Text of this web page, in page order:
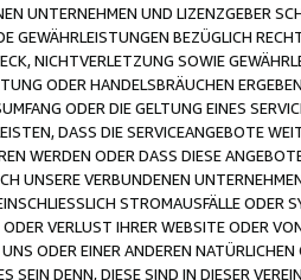
UNTERNEHMEN UND LIZENZGEBER
GEWÄHRLEISTUNGEN BEZÜGLICH
NICHTVERLETZUNG SOWIE
ODER HANDELSBRÄUCHEN
ODER DIE GELTUNG EINES
DASS DIE SERVICEANGEBOTE
WERDEN ODER DASS DIESE
UNSERE VERBUNDENEN
STROMAUSFÄLLE ODER
VERLUST IHRER WEBSITE ODER
ODER EINER ANDEREN NATÜRLICHEN
SEIN DENN, DIESE SIND IN DIESER